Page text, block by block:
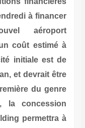
à financer
aéroport
coût estimé à
initiale est de
et devrait être
du genre
la concession
permettra à